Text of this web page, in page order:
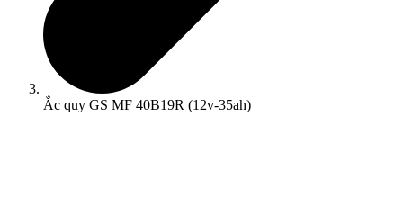
Ắc quy GS MF 40B19R (12v-35ah)